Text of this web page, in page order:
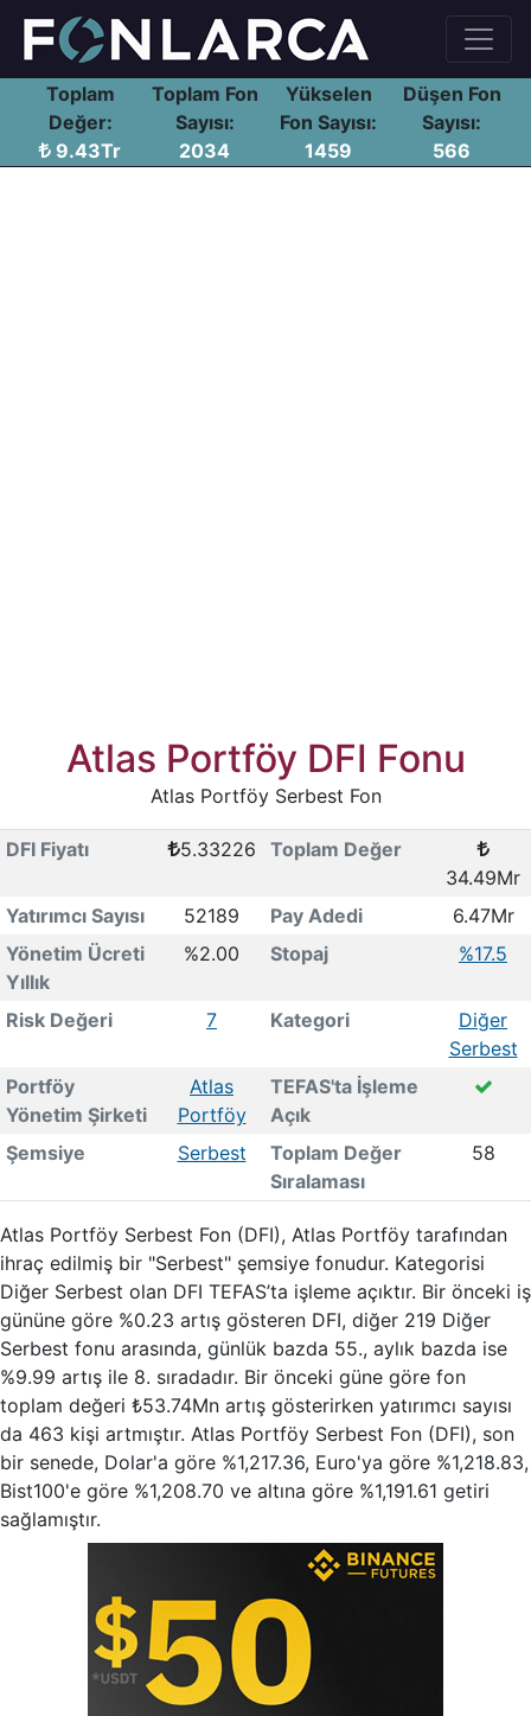
Toplam
Değer:
9.43Tr
Toplam Fon
Sayısı:
2034
Yükselen
Fon Sayısı:
1459
Düşen Fon
Sayısı:
566
Atlas Portföy DFI Fonu
Atlas Portföy Serbest Fon
DFI Fiyatı 5.33226
Toplam Değer
34.49Mr
Yatırımcı Sayısı
52189 Pay Adedi
6.47Mr
Yönetim Ücreti
Yıllık
%2.00 Stopaj %17.5
Risk Değeri 7 Kategori
Diğer
Serbest
Portföy
Yönetim Şirketi
Atlas
Portföy
TEFAS'ta İşleme
Açık
Şemsiye
Serbest
Toplam Değer
Sıralaması
58
Atlas Portföy Serbest Fon (DFI), Atlas Portföy tarafından
ihraç edilmiş bir "Serbest" şemsiye fonudur. Kategorisi
Diğer Serbest olan DFI TEFAS’ta işleme açıktır. Bir önceki iş
gününe göre %0.23 artış gösteren DFI, diğer 219 Diğer
Serbest fonu arasında, günlük bazda 55., aylık bazda ise
%9.99 artış ile 8. sıradadır. Bir önceki güne göre fon
toplam değeri ₺53.74Mn artış gösterirken yatırımcı sayısı
da 463 kişi artmıştır. Atlas Portföy Serbest Fon (DFI), son
bir senede, Dolar'a göre %1,217.36, Euro'ya göre %1,218.83,
Bist100'e göre %1,208.70 ve altına göre %1,191.61 getiri
sağlamıştır.